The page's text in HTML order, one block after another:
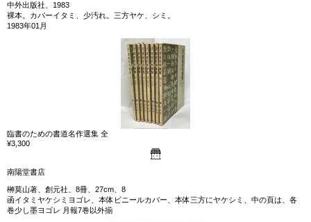
中外出版社、1983
裸本。カバーイタミ、少汚れ。三方ヤケ、シミ。
1983年01月
臨書のための書道名作選集 全
¥3,300
南陽堂書店
榊莫山著、創元社、8冊、27cm、8
函イタミヤケシミヨゴレ、本体ビニールカバー、本体三方にヤケシミ、中の頁は、各
巻少し墨ヨゴレ 月報7巻以外揃